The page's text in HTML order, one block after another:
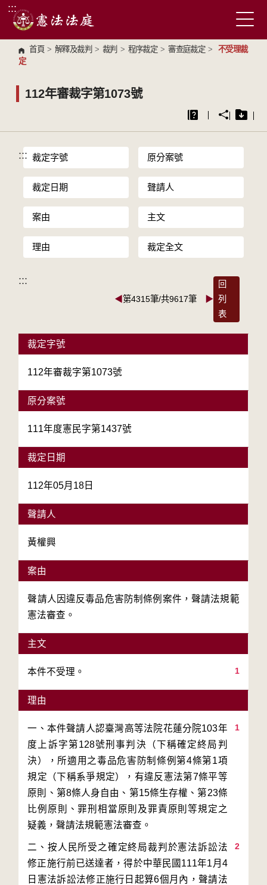
跳到主要內容區塊
:::
首頁 > 解釋及裁判 > 裁判 > 程序裁定 > 審查庭裁定 >
不受理裁
定
112年審裁字第1073號
::: 裁定字號 原分案號
裁定日期 聲請人
案由 主文
理由 裁定全文
:::
◀第4315筆/共9617筆 ▶
回
列
表
裁定字號
112年審裁字第1073號
原分案號
111年度憲民字第1437號
裁定日期
112年05月18日
聲請人
黃權興
案由
聲請人因違反毒品危害防制條例案件，聲請法規範
憲法審查。
主文
1
本件不受理。
理由
1
一、本件聲請人認臺灣高等法院花蓮分院103年
度上訴字第128號刑事判決（下稱確定終局判
決），所適用之毒品危害防制條例第4條第1項
規定（下稱系爭規定），有違反憲法第7條平等
原則、第8條人身自由、第15條生存權、第23條
比例原則、罪刑相當原則及罪責原則等規定之
2
二、按人民所受之確定終局裁判於憲法訴訟法
修正施行前已送達者，得於中華民國111年1月4
日憲法訴訟法修正施行日起算6個月內，聲請法